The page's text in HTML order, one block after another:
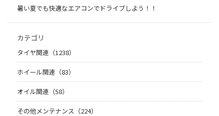
暑い夏でも快適なエアコンでドライブしよう！！
カテゴリ
タイヤ関連（1238）
ホイール関連（83）
オイル関連（58）
その他メンテナンス（224）